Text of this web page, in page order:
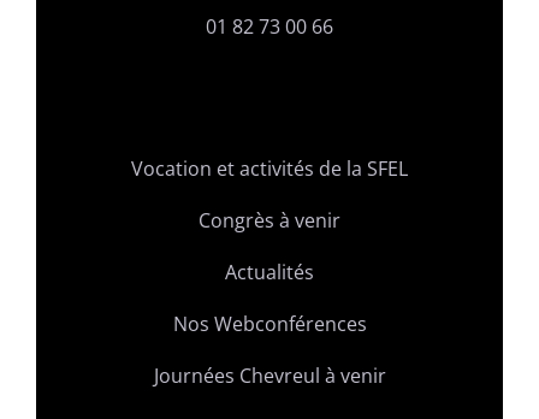
01 82 73 00 66
Vocation et activités de la SFEL
Congrès à venir
Actualités
Nos Webconférences
Journées Chevreul à venir